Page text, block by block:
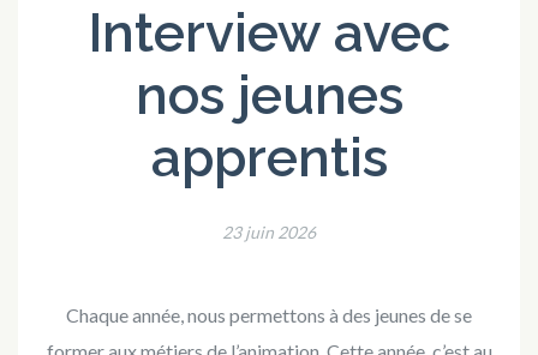
Interview avec
nos jeunes
apprentis
23 juin 2026
Chaque année, nous permettons à des jeunes de se
former aux métiers de l’animation. Cette année, c’est au